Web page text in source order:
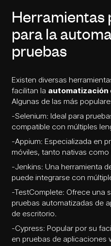
Herramientas
para la
pruebas
Existen diversas
facilitan la automatización
Algunas de las más
-Selenium: Ideal para
compatible con múltiples
-Appium: Especializada en
móviles, tanto nativas como
-Jenkins: Una herramienta
puede integrarse con
-TestComplete: Ofrece una
pruebas automatizadas de
de escritorio.
-Cypress: Popular por su
en pruebas de aplicaciones